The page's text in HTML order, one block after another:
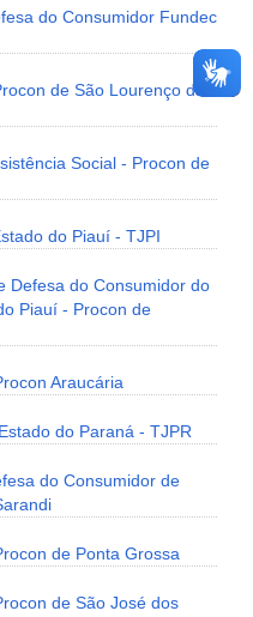
do Consumidor Fundec
de São Lourenço da
Social - Procon de
do Piauí - TJPI
Defesa do Consumidor do
Piauí - Procon de
Araucária
do Paraná - TJPR
do Consumidor de
de Ponta Grossa
de São José dos